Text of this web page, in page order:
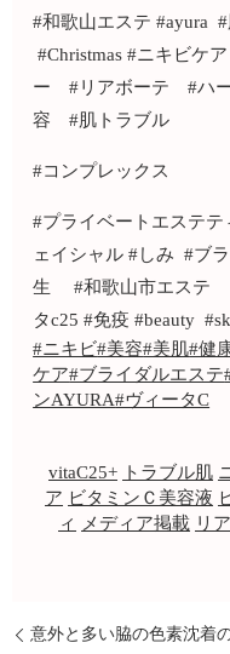
#和歌山エステ #ayura
#Christmas #ニキビケ
ー #リアボーテ #ハ
容 #肌トラブル
#コンプレックス
#プライベートエステ
ェイシャル #しみ #ブ
生 #和歌山市エステ
タc25 #免疫 #beauty
#ニキビ#美容#美肌#健
ケア#ブライダルエステ
ンAYURA#ヴィータC
vitaC25+ トラブル肌
ア ビタミンＣ美容液
ィ メディア掲載 リ
意外と多い脇の色素沈着